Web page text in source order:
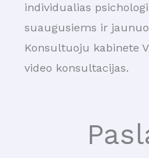
individualias
suaugusiems ir
Konsultuoju kabinete
video konsultacijas.